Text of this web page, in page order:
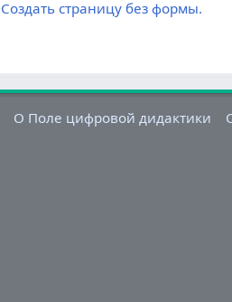
Создать страницу без формы.
О Поле цифровой дидактики